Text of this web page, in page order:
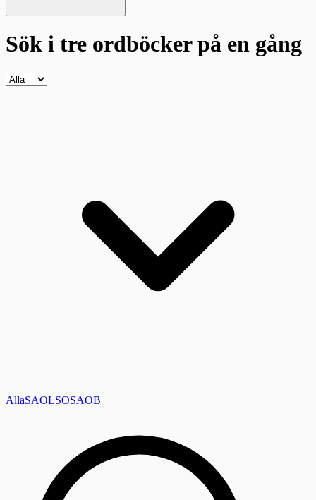
Sök i tre ordböckerpå en gång
AllaSAOLSOSAOB